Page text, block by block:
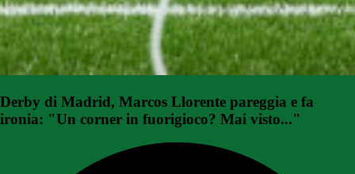
Derby di Madrid, Marcos Llorente pareggia e fa
ironia: "Un corner in fuorigioco? Mai visto..."